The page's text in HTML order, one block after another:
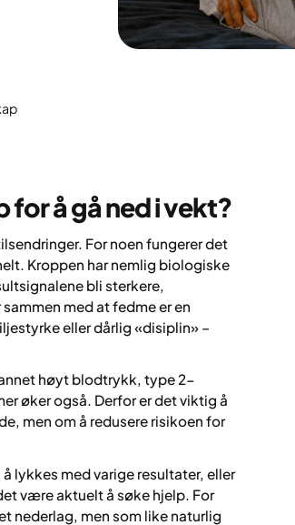
for å gå ned i vekt?
For noen fungerer det
Kroppen har nemlig biologiske
bli sterkere,
med at fedme er en
eller dårlig «disiplin» –
høyt blodtrykk, type 2-
øker også. Derfor er det viktig å
men om å redusere risikoen for
lykkes med varige resultater, eller
være aktuelt å søke hjelp. For
nederlag, men som like naturlig